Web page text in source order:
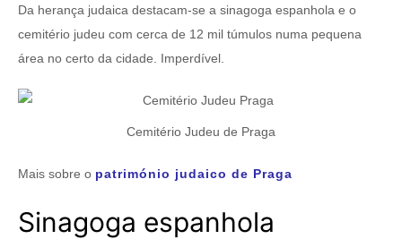
Da herança judaica destacam-se a sinagoga espanhola e o
cemitério judeu com cerca de 12 mil túmulos numa pequena
área no certo da cidade. Imperdível.
Cemitério Judeu de Praga
Mais sobre o património judaico de Praga
Sinagoga espanhola